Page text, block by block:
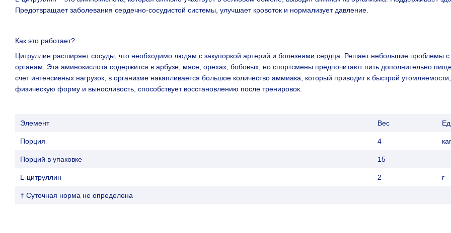
Предотвращает заболевания сердечно-сосудистой системы, улучшает кровоток и нормализует давление.
Как это работает?
Цитруллин расширяет сосуды, что необходимо людям с закупоркой артерий и болезнями сердца. Решает небольшие проблемы
органам. Эта аминокислота содержится в арбузе, мясе, орехах, бобовых, но спортсмены предпочитают пить дополнительно
счет интенсивных нагрузок, в организме накапливается большое количество аммиака, который приводит к быстрой
физическую форму и выносливость, способствует восстановлению после тренировок.
Элемент Вес
Порция 4
Порций в упаковке 15
L-цитруллин 2 г
† Суточная норма не определена